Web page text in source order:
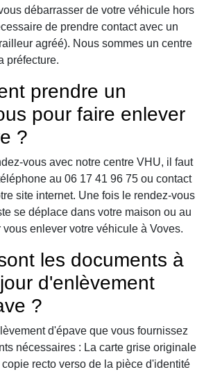
débarrasser de votre véhicule hors
de prendre contact avec un
agréé). Nous sommes un centre
préfecture.
prendre un
pour faire enlever
?
vous avec notre centre VHU, il faut
au 06 17 41 96 75 ou contact
site internet. Une fois le rendez-vous
se déplace dans votre maison ou au
vous enlever votre véhicule à Voves.
les documents à
d'enlèvement
?
d'épave que vous fournissez
nécessaires : La carte grise originale
recto verso de la pièce d'identité